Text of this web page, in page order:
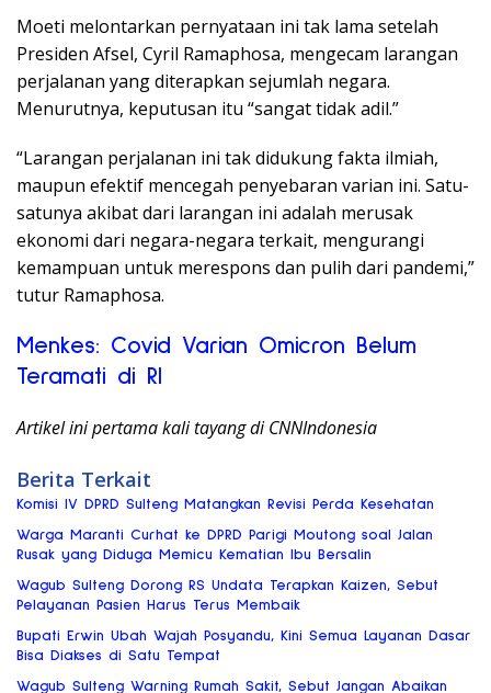
Moeti melontarkan pernyataan ini tak lama setelah
Presiden Afsel, Cyril Ramaphosa, mengecam larangan
perjalanan yang diterapkan sejumlah negara.
Menurutnya, keputusan itu “sangat tidak adil.”
“Larangan perjalanan ini tak didukung fakta ilmiah,
maupun efektif mencegah penyebaran varian ini. Satu-
satunya akibat dari larangan ini adalah merusak
ekonomi dari negara-negara terkait, mengurangi
kemampuan untuk merespons dan pulih dari pandemi,”
tutur Ramaphosa.
Menkes: Covid Varian Omicron Belum
Teramati di RI
Artikel ini pertama kali tayang di CNNIndonesia
Berita Terkait
Komisi IV DPRD Sulteng Matangkan Revisi Perda Kesehatan
Warga Maranti Curhat ke DPRD Parigi Moutong soal Jalan
Rusak yang Diduga Memicu Kematian Ibu Bersalin
Wagub Sulteng Dorong RS Undata Terapkan Kaizen, Sebut
Pelayanan Pasien Harus Terus Membaik
Bupati Erwin Ubah Wajah Posyandu, Kini Semua Layanan Dasar
Bisa Diakses di Satu Tempat
Wagub Sulteng Warning Rumah Sakit, Sebut Jangan Abaikan